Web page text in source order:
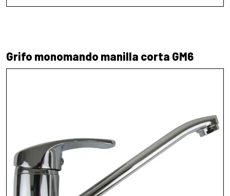
Grifo monomando manilla corta GM6